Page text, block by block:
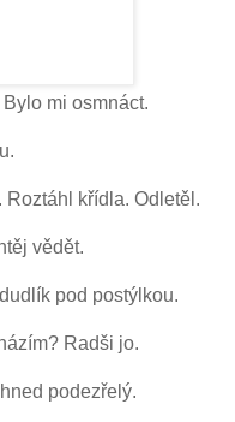
mi osmnáct.
Roztáhl křídla. Odletěl.
vědět.
pod postýlkou.
Radši jo.
podezřelý.